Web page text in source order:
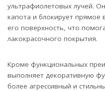
ультрафиолетовых лучей.
капота и блокирует прямое
его поверхность, что
лакокрасочного покрытия.
Кроме функциональных
выполняет декоративную
более агрессивный и